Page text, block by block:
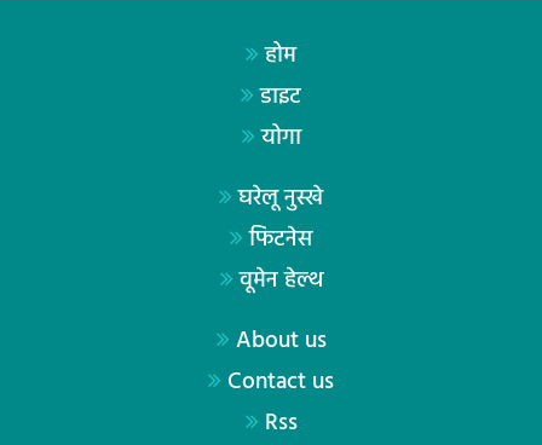
होम
डाइट
योगा
घरेलू नुस्खे
फिटनेस
वूमेन हेल्थ
About us
Contact us
Rss